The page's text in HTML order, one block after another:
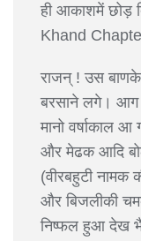
ही आकाशमें छोड़
Khand
राजन् ! उस
बरसाने लगे। आग
मानो वर्षाकाल
और मेढक आदि
(वीरबहुटी
और बिजलीकी
निष्फल हुआ देख